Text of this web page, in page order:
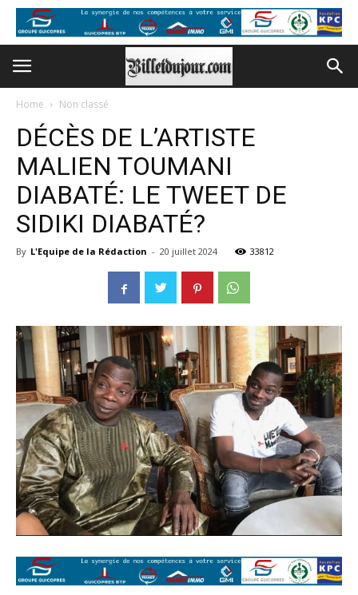
Home Non classé
DÉCÈS DE L’ARTISTE
MALIEN TOUMANI
DIABATÉ: LE TWEET DE
SIDIKI DIABATÉ?
By L'Equipe de la Rédaction - 20 juillet 2024 33812